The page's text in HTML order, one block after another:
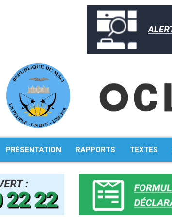
PRÉSENTATION RAPPORTS TEXTES
Rechercher :